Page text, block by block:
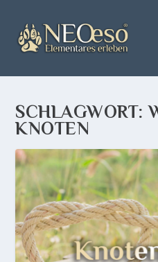
SCHLAGWORT:
KNOTEN